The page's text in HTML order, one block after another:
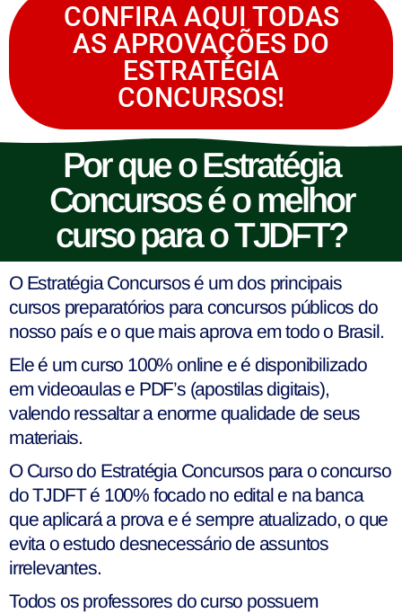
CONFIRA AQUI TODAS
AS APROVAÇÕES DO
ESTRATÉGIA
CONCURSOS!
Por que o Estratégia
Concursos é o melhor
curso para o TJDFT?
O Estratégia Concursos é um dos principais
cursos preparatórios para concursos públicos do
nosso país e o que mais aprova em todo o Brasil.
Ele é um curso 100% online e é disponibilizado
em videoaulas e PDF’s (apostilas digitais),
valendo ressaltar a enorme qualidade de seus
materiais.
O Curso do Estratégia Concursos para o concurso
do TJDFT é 100% focado no edital e na banca
que aplicará a prova e é sempre atualizado, o que
evita o estudo desnecessário de assuntos
irrelevantes.
Todos os professores do curso possuem